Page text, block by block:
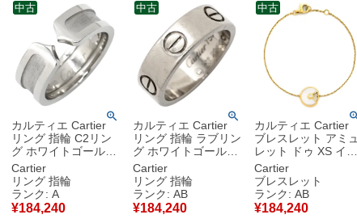
カルティエ Cartier
リング 指輪 C2リン
グ ホワイトゴールド
#50(JP10) Cドゥ
750WG 18K 18金 10
号 【中古】中古美品
Cartier
リング 指輪
ランク: A
¥184,240
中古
カルティエ Cartier
リング 指輪 ラブリン
グ ホワイトゴールド
#48(JP8) クラシック
モデル LOVE Ring
750 18K WG 8号
B4084700 【中古】
中古品
Cartier
リング 指輪
ランク: AB
¥184,240
中古
カルティエ Cartier
ブレスレット アミュ
レット ドゥ XS イエ
ローゴールド 白 1P
ダイヤモンド 750 18
金 パール B6044017
【中古】中古品
Cartier
ブレスレット
ランク: AB
¥184,240
中古